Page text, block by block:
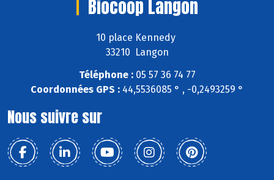
Biocoop Langon
10 place Kennedy
33210 Langon
Téléphone :05 57 36 74 77
Coordonnées GPS : 44,5536085 ° , -0,2493259 °
Nous suivre sur